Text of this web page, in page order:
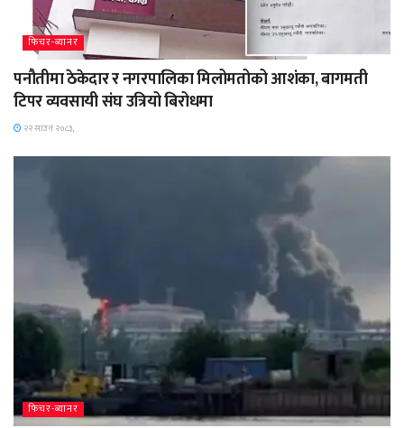
फिचर-ब्यानर
पनौतीमा ठेकेदार र नगरपालिका मिलोमतोको आशंका, बागमती
टिपर व्यवसायी संघ उत्रियो बिरोधमा
२२ साउन २०८३,
फिचर-ब्यानर